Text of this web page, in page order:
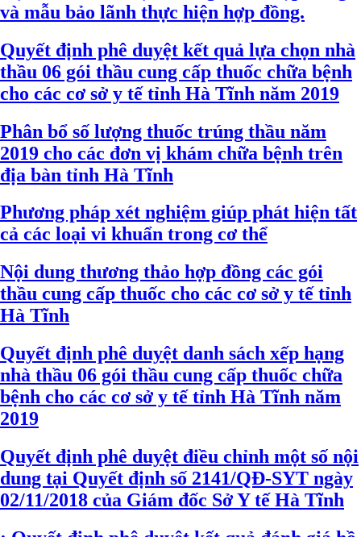
và mẫu bảo lãnh thực hiện hợp đồng.
Quyết định phê duyệt kết quả lựa chọn nhà
thầu 06 gói thầu cung cấp thuốc chữa bệnh
cho các cơ sở y tế tỉnh Hà Tĩnh năm 2019
Phân bổ số lượng thuốc trúng thầu năm
2019 cho các đơn vị khám chữa bệnh trên
địa bàn tỉnh Hà Tĩnh
Phương pháp xét nghiệm giúp phát hiện tất
cả các loại vi khuẩn trong cơ thể
Nội dung thương thảo hợp đồng các gói
thầu cung cấp thuốc cho các cơ sở y tế tỉnh
Hà Tĩnh
Quyết định phê duyệt danh sách xếp hạng
nhà thầu 06 gói thầu cung cấp thuốc chữa
bệnh cho các cơ sở y tế tỉnh Hà Tĩnh năm
2019
Quyết định phê duyệt điều chỉnh một số nội
dung tại Quyết định số 2141/QĐ-SYT ngày
02/11/2018 của Giám đốc Sở Y tế Hà Tĩnh